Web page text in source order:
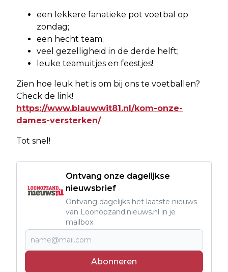
een lekkere fanatieke pot voetbal op
zondag;
een hecht team;
veel gezelligheid in de derde helft;
leuke teamuitjes en feestjes!
Zien hoe leuk het is om bij ons te voetballen?
Check de link!
https://www.blauwwit81.nl/kom-onze-
dames-versterken/
Tot snel!
Ontvang onze dagelijkse
nieuwsbrief
Ontvang dagelijks het laatste nieuws
van Loonopzand.nieuws.nl in je
mailbox
Abonneren